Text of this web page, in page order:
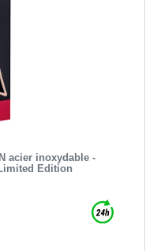
acier inoxydable -
Edition